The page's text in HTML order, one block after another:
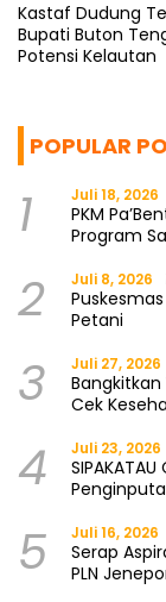
Kastaf Dudung
Bupati Buton
Potensi Kelautan
POPULAR
1 Juli 18, 2026
PKM
Program
2 Juli 8, 2026
Petani
3 Juli 27, 2026
Bangkitkan
Cek
4 Juli 23, 2026
5 Juli 16, 2026
Serap
PLN